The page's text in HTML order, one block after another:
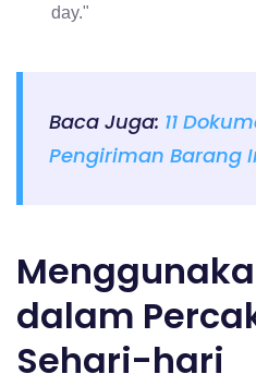
day."
Baca Juga: 11
Pengiriman Barang
dalam
Sehari-hari